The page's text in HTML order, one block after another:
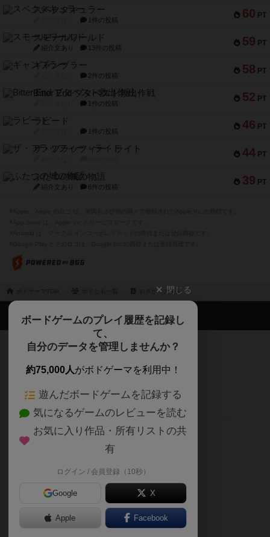
60 PT
スペクタキュラー
1件の投稿
59 PT
スモールワールド
紹介文あり 13件の投稿
58 PT
ギャンブラー
2件の投稿
52 PT
Bitter End ブタペスト救出作戦
1件の投稿
46 PT
ラピード
1件の投稿
44 PT
ザ・フラッフィー・ライト
39 PT
ふたつの城の物語
紹介文あり 6件の投稿
おざかつ大魔王
閉じる
ボードゲームのプレイ履歴を記録し
て、
自分のデータを管理しませんか？
約75,000人がボドゲーマを利用中！
遊んだボードゲームを記録する
気になるゲームのレビューを読む
お気に入り作品・所有リストの共
有
ログイン / 会員登録（10秒）
Google X
Apple Facebook
ボドゲーマTOP
ボードゲームを検索する
ボードゲームの新着レビュー
ボードゲーム会情報
メカニクス特集
掲示板・トピックス
ボドとも・会員一覧
ボードゲーム業界コラム